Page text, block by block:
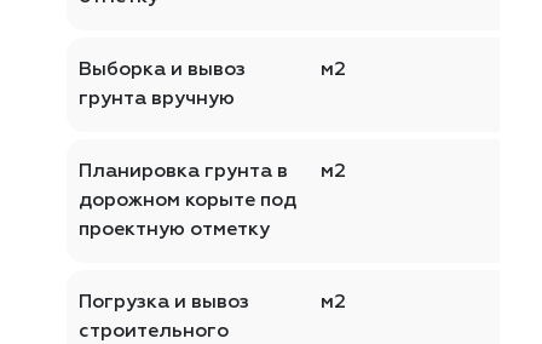
Выборка и вывоз
грунта вручную
м2
Планировка грунта в
дорожном корыте под
проектную отметку
м2
Погрузка и вывоз
строительного
м2